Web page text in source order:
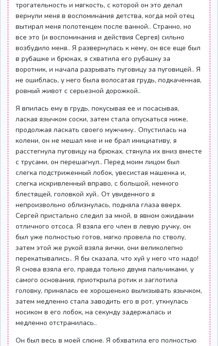
трогательность и мягкость, с которой он это делал
вернули меня в воспоминания детства, когда мой отец
вытирал меня полотенцем после ванной.. Странно, но
все это (и воспоминания и действия Сергея) сильно
возбудило меня.. Я развернулась к нему, он все еще был
в рубашке и брюках, я схватила его рубашку за
воротник, и начала разрывать пуговицу за пуговицей.. Я
не ошиблась, у него была волосатая грудь, подкаченная,
ровный живот с серьезной дорожкой..
Я впилась ему в грудь, покусывая ее и посасывая,
лаская язычком соски, затем стала опускаться ниже,
продолжая ласкать своего мужчину.. Опустилась на
колени, он не мешал мне и не брал инициативу, я
расстегнула пуговицу на брюках, стянула их вниз вместе
с трусами, он перешагнул.. Перед моим лицом был
слегка подстриженный лобок, увесистая машенка и,
слегка искривленный вправо, с большой, немного
блестящей, головкой хуй.. От увиденного я
непроизвольно облизнулась, подняла глаза вверх.
Сергей пристально следил за мной, в явном ожидании
отличного отсоса. Я взяла его член в левую ручку, он
был уже полностью готов, мягко провела по стволу,
затем этой же рукой взяла яички, они великолепно
перекатывались.. Я бы сказала, что хуй у него что надо!
Я снова взяла его, правда только двумя пальчиками, у
самого основания, приоткрыла ротик и заглотила
головку, принялась ее хорошенько вылизывать язычком,
затем медленно стала заводить его в рот, уткнулась
носиком в его лобок, на секунду задержалась и
медленно отстранилась..
Он был весь в моей слюне. Я обхватила его полностью